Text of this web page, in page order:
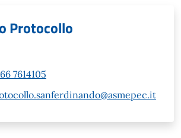
Protocollo
7614105